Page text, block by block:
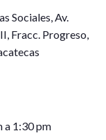
Sociales, Av.
Fracc. Progreso,
a 1:30 pm